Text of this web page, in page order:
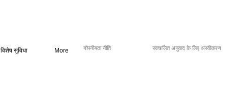
विशेष सुविधा More गोपनीयता नीति स्वचालित अनुवाद के लिए अस्वीकरण